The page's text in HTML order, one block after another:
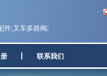
件;叉车多路阀;
联系我们